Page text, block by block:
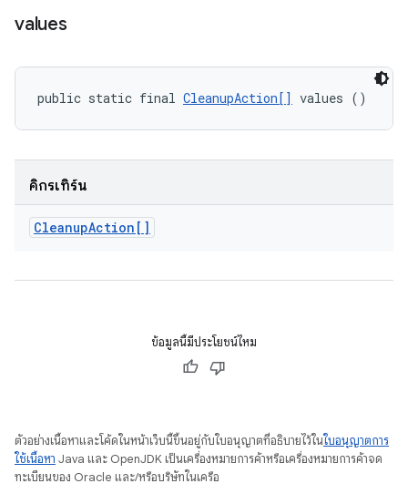
values
public static final CleanupAction[] values ()
คิกรีเทิร์น
CleanupAction[]
ข้อมูลนี้มีประโยชน์ไหม
ตัวอย่างเนื้อหาและโค้ดในหน้าเว็บนี้ขึ้นอยู่กับใบอนุญาตที่อธิบายไว้ในใบอนุญาตการ
ใช้เนื้อหา Java และ OpenJDK เป็นเครื่องหมายการค้าหรือเครื่องหมายการค้าจด
ทะเบียนของ Oracle และ/หรือบริษัทในเครือ